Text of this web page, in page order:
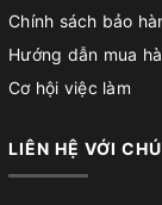
Chính sách bảo
Hướng dẫn mua
Cơ hội việc làm
LIÊN HỆ VỚI